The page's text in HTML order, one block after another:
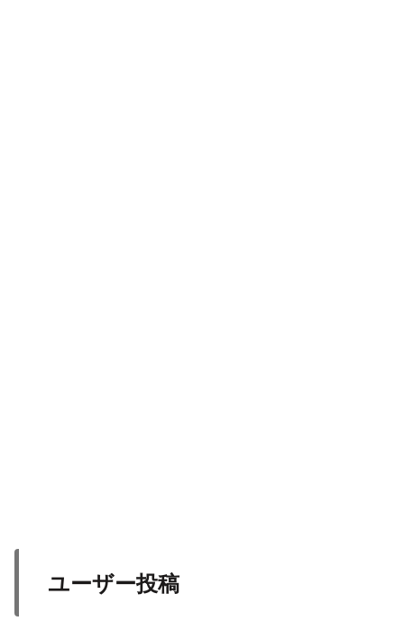
ユーザー投稿